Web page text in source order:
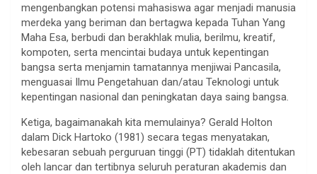
mengenbangkan potensi mahasiswa agar menjadi manusia
merdeka yang beriman dan bertagwa kepada Tuhan Yang
Maha Esa, berbudi dan berakhlak mulia, berilmu, kreatif,
kompoten, serta mencintai budaya untuk kepentingan
bangsa serta menjamin tamatannya menjiwai Pancasila,
menguasai Ilmu Pengetahuan dan/atau Teknologi untuk
kepentingan nasional dan peningkatan daya saing bangsa.
Ketiga, bagaimanakah kita memulainya? Gerald Holton
dalam Dick Hartoko (1981) secara tegas menyatakan,
kebesaran sebuah perguruan tinggi (PT) tidaklah ditentukan
oleh lancar dan tertibnya seluruh peraturan akademis dan